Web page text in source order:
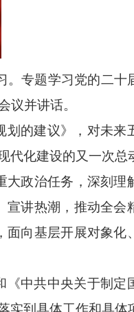
。专题学习党的二十
议并讲话。
划的建议》，对未来
代化建设的又一次总
大政治任务，深刻理
讲热潮，推动全会
向基层开展对象化
中共中央关于制定
实到具体工作和具体